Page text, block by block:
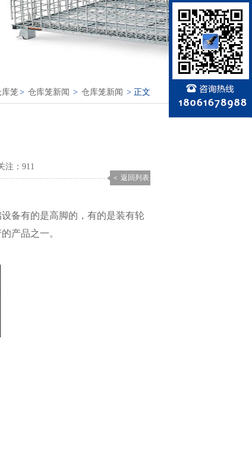
库笼> 仓库笼新闻 > 仓库笼新闻 > 正文
＜ 返回列表
注： 911
设备有的是高脚的，有的是装有轮
产品之一。